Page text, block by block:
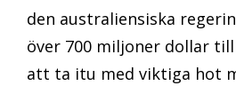
den australiensiska
över 700 miljoner dollar
att ta itu med viktiga hot